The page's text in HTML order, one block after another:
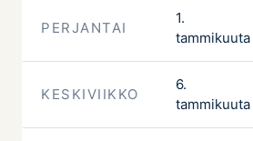
PERJANTAI
1.
tammikuuta
KESKIVIIKKO
6.
tammikuuta